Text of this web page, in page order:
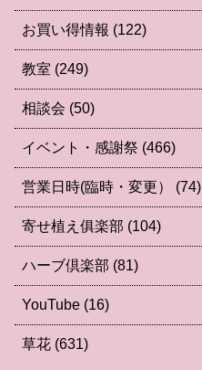
お買い得情報 (122)
教室 (249)
相談会 (50)
イベント・感謝祭 (466)
営業日時(臨時・変更） (74)
寄せ植え俱楽部 (104)
ハーブ倶楽部 (81)
YouTube (16)
草花 (631)